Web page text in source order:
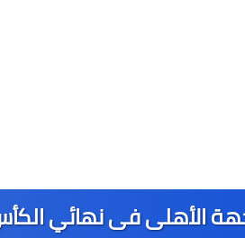
الأهلى فى نهائي